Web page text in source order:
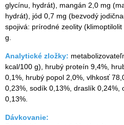
glycínu, hydrát), mangán 2,0 mg
hydrát), jód 0,7 mg (bezvodý
spojivá: prírodné zeolity
g.
Analytické zložky:
kcal/100 g), hrubý proteín 9,4%,
0,1%, hrubý popol 2,0%, vlhkosť
0,23%, sodík 0,13%, draslík 0,24%,
0,13%.
Dávkovanie: